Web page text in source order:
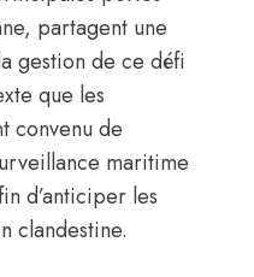
partagent une
gestion de ce défi
que les
convenu de
maritime
d’anticiper les
clandestine.